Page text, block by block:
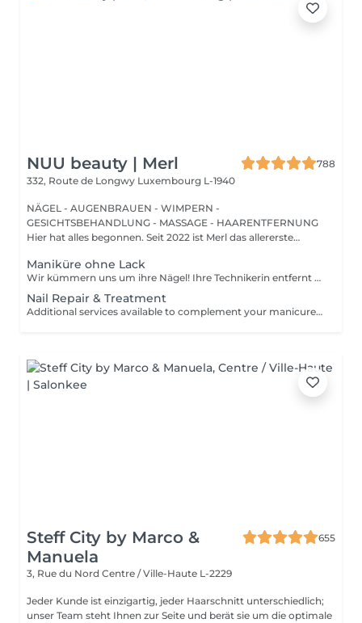
NUU beauty | Merl
788
332, Route de Longwy Luxembourg L-1940
NÄGEL - AUGENBRAUEN - WIMPERN -
GESICHTSBEHANDLUNG - MASSAGE - HAARENTFERNUNG
Hier hat alles begonnen. Seit 2022 ist Merl das allererste
Maniküre ohne Lack
Wir kümmern uns um ihre Nägel! Ihre Technikerin entfernt sanft abgestorbene hautzellen, feilt und formt ihre Nägel und poliert die oberfläche für ein glattes, natürliches finish. Unsere meister bieten kantige, hardware- oder kombinierte manicures an, je nach ihren wünschen. Wie wird eine manicure ohne nagellack durchgeführt? - raue haut wird sanft entfernt - die form der nagelplatte wird behutsam korrigiert - die Nagelhaut und seitlichen ränder werden sorgfältig bearbeitet - Nagelhautöl und handcreme werden aufgetragen, um zu pflegen und zu hydratisieren Altersbeschränkung: empfohlen ab 14 Jahren. Nachbehandlungsempfehlungen: es sind keine speziellen Nachbehandlungen erforderlich. Häufigkeit: alle 3 Wochen.
Nail Repair & Treatment
Additional services available to complement your manicure or as standalone treatments. Nail Repair per nail (during service) Minor repair of a single nail (small crack, local damage or broken nail). This option can be added multiple times if more than one nail requires repair. Charged at 3€ per nail for Manicure with Gel Polish services. Nail Repair per nail (walk-in) Repair of one nail without manicure or polish application. Suitable for clients booking a repair only. Onycholysis Treatment per nail Targeted care for nails affected by onycholysis. Performed without polish to support healthy nail recovery. IBX Nail Repair System Professional nail treatment designed to strengthen and restore natural nails. Can be booked alone or combined with gel removal for deeper repair. Gel Polish Removal Gentle and careful removal of gel polish.
Steff City by Marco &
Manuela
655
3, Rue du Nord Centre / Ville-Haute L-2229
Jeder Kunde ist einzigartig, jeder Haarschnitt unterschiedlich;
unser Team steht Ihnen zur Seite und berät sie um die optimale